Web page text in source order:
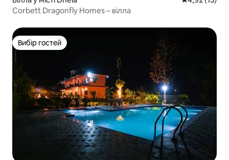
Corbett Dragonfly Homes – вілла
Вибір гостей
Вибір гостей